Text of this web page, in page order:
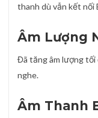
thanh dù vẫn kết
Âm Lượng
Đã tăng âm lượng tối
nghe.
Âm Thanh